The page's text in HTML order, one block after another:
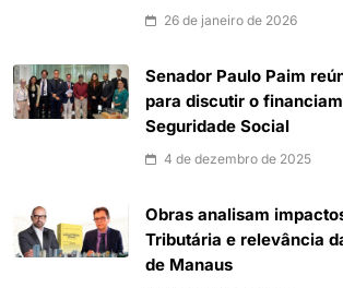
26 de janeiro de 2026
Senador Paulo Paim
para discutir o
Seguridade Social
4 de dezembro de 2025
Obras analisam
Tributária e relevância
de Manaus